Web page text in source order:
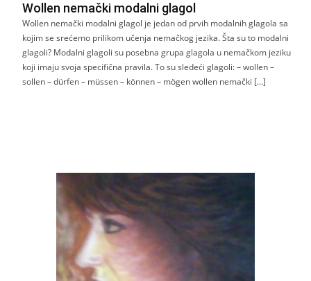
Wollen nemački modalni glagol
Wollen nemački modalni glagol je jedan od prvih modalnih glagola sa
kojim se srećemo prilikom učenja nemačkog jezika. Šta su to modalni
glagoli? Modalni glagoli su posebna grupa glagola u nemačkom jeziku
koji imaju svoja specifična pravila. To su sledeći glagoli: – wollen –
sollen – dürfen – müssen – können – mögen wollen nemački […]